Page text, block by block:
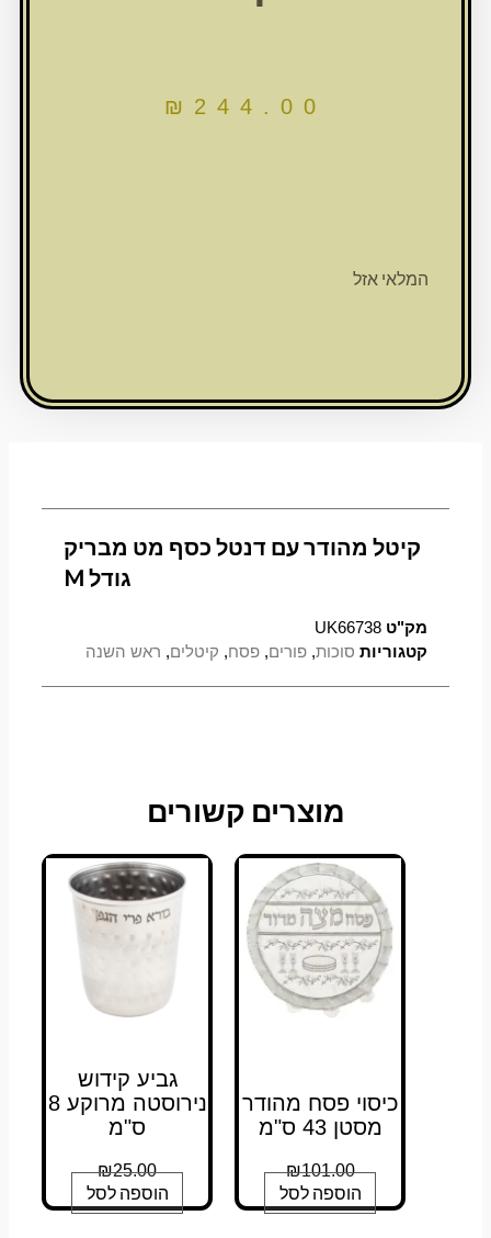
₪ 244.00
המלאי אזל
קיטל מהודר עם דנטל כסף מט מבריק
גודל M
מק"טUK66738
קטגוריות סוכות,פורים,פסח,קיטלים,ראש השנה
מוצרים קשורים
כיסוי פסח מהודר
מסטן 43 ס"מ
₪101.00
הוספה לסל
גביע קידוש
נירוסטה מרוקע 8
ס"מ
₪25.00
הוספה לסל